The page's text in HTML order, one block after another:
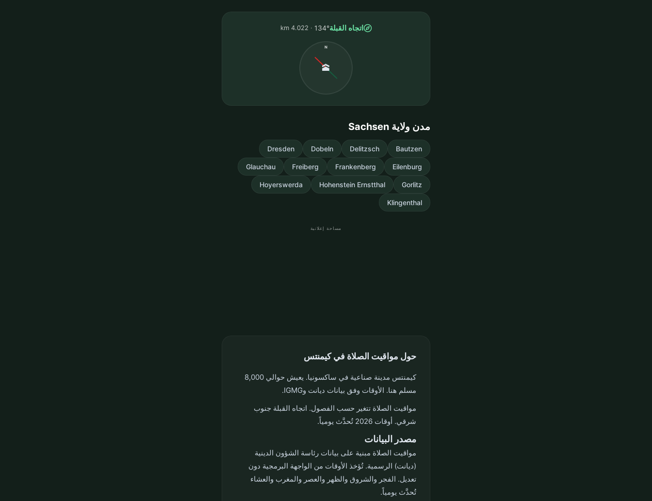
اتجاه القبلة134°
4.022 km
N
🕋
مدن ولاية Sachsen
Bautzen
Delitzsch
Dobeln
Dresden
Eilenburg
Frankenberg
Freiberg
Glauchau
Gorlitz
Hohenstein Ernstthal
Hoyerswerda
Klingenthal
مساحة إعلانية
حول مواقيت الصلاة في كيمنتس
كيمنتس مدينة صناعية في ساكسونيا. يعيش حوالي 8,000
مسلم هنا. الأوقات وفق بيانات ديانت وIGMG.
مواقيت الصلاة تتغير حسب الفصول. اتجاه القبلة جنوب
شرقي. أوقات 2026 تُحدَّث يومياً.
مصدر البيانات
مواقيت الصلاة مبنية على بيانات رئاسة الشؤون الدينية
(ديانت) الرسمية. تُؤخذ الأوقات من الواجهة البرمجية دون
تعديل. الفجر والشروق والظهر والعصر والمغرب والعشاء
تُحدَّث يومياً.